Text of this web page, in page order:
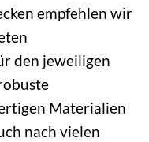
empfehlen wir
den jeweiligen
Materialien
nach vielen